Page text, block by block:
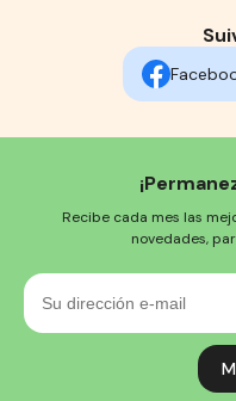
Recibe cada mes las
novedades,
Su
dirección
e-